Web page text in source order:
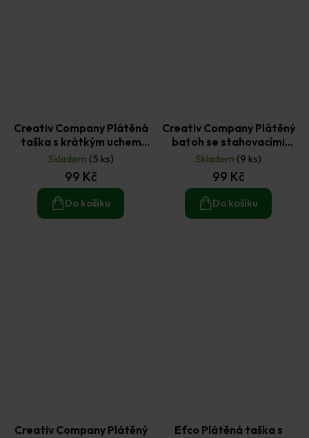
Creativ Company Plátěná
taška s krátkým uchem
Piráti 30 x 27,5 cm
Skladem (5 ks)
99 Kč
Do košíku
Creativ Company Plátěný
batoh se stahovacími
šňůrkami Mořská víla 41 x
37 cm
Skladem (9 ks)
99 Kč
Do košíku
Creativ Company Plátěný
Efco Plátěná taška s